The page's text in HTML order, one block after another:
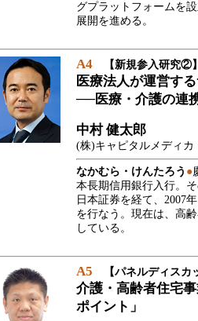
グプラットフォームを
展開を進める。
A4 【新規参入研究②
医療法人が運営す
──医療・介護の連
中村 健太郎
(株)キャピタルメディ
なかむら・けんたろう ●
本長期信用銀行入行。
日本証券を経て、2007
を行なう。現在は、高
している。
A5 【パネルディスカ
介護・高齢者住宅
ポイント」